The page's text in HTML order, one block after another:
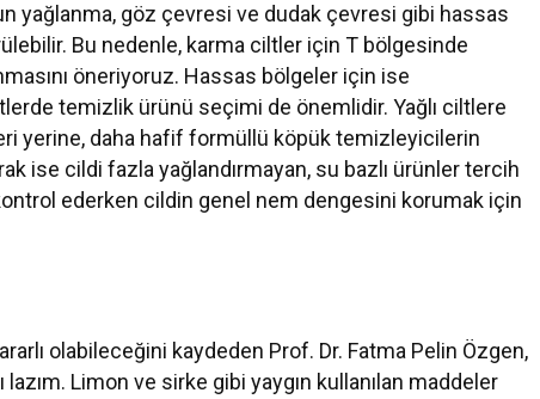
yağlanma, göz çevresi ve dudak çevresi gibi hassas
Bu nedenle, karma ciltler için T bölgesinde
öneriyoruz. Hassas bölgeler için ise
temizlik ürünü seçimi de önemlidir. Yağlı ciltlere
yerine, daha hafif formüllü köpük temizleyicilerin
ise cildi fazla yağlandırmayan, su bazlı ürünler tercih
ederken cildin genel nem dengesini korumak için
olabileceğini kaydeden Prof. Dr. Fatma Pelin Özgen,
lazım. Limon ve sirke gibi yaygın kullanılan maddeler